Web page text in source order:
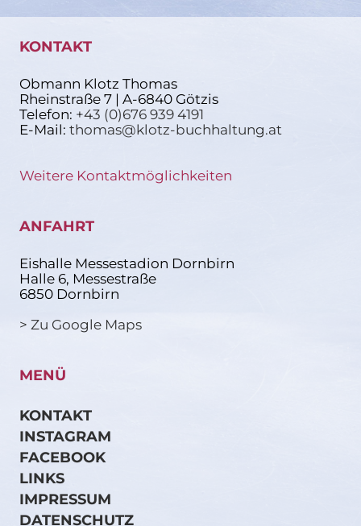
KONTAKT
Obmann Klotz Thomas
Rheinstraße 7 | A-6840 Götzis
Telefon: +43 (0)676 939 4191
E-Mail: thomas@klotz-buchhaltung.at
Weitere Kontaktmöglichkeiten
ANFAHRT
Eishalle Messestadion Dornbirn
Halle 6, Messestraße
6850 Dornbirn
> Zu Google Maps
MENÜ
KONTAKT
INSTAGRAM
FACEBOOK
LINKS
IMPRESSUM
DATENSCHUTZ